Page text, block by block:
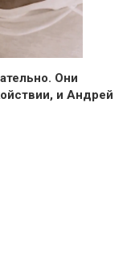
Они
и Андрей